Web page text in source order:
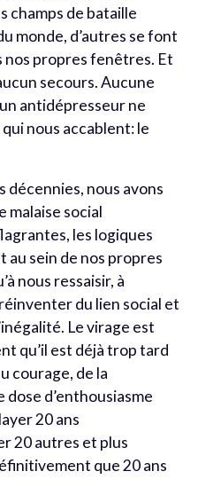
champs de bataille
monde, d’autres se font
propres fenêtres. Et
secours. Aucune
antidépresseur ne
nous accablent: le
décennies, nous avons
malaise social
les logiques
au sein de nos propres
nous ressaisir, à
du lien social et
Le virage est
qu’il est déjà trop tard
courage, de la
d’enthousiasme
20 ans
20 autres et plus
que 20 ans